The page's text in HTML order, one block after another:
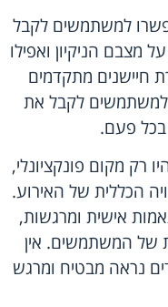
למשתמשים לקבל
מצבם הניקיון ואפילו
חיישנים מתקדמים
למשתמשים לקבל את
בכל פעם.
רק מקום פונקציונלי,
הכללית של האירוע.
אישית ומרגשות,
של המשתמשים. אין
נראה מבטיח ומרגש